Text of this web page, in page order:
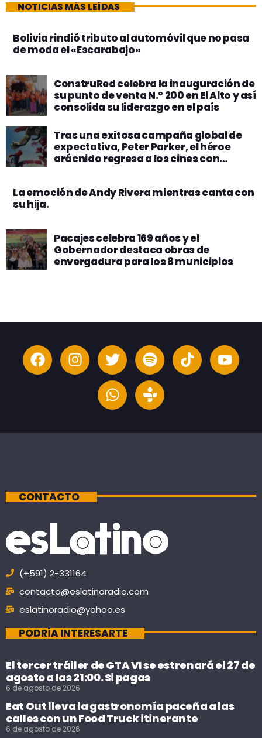
NOTICIAS MÁS LEÍDAS
Bolivia rindió tributo al automóvil que no pasa
de moda el «Escarabajo»
ConstruRed celebra la inauguración de
su punto de venta N.º 200 en El Alto y así
consolida su liderazgo en el país
Tras una exitosa campaña global de
expectativa, Peter Parker, el héroe
arácnido regresa a los cines con
La emoción de Andy Rivera mientras canta con
su hija.
Pacajes celebra 169 años y el
Gobernador destaca obras de
envergadura para los 8 municipios
CONTACTO
(+591) 2-331164
contacto@eslatinoradio.com
eslatinoradio@yahoo.es
PODRÍA INTERESARTE
El tercer tráiler de GTA VI se estrenará el 27 de
agosto a las 21:00. Si pagas
6 de agosto de 2026
Eat Out lleva la gastronomía paceña a las
calles con un Food Truck itinerante
6 de agosto de 2026